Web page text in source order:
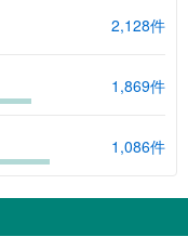
2,128件
1,869件
1,086件